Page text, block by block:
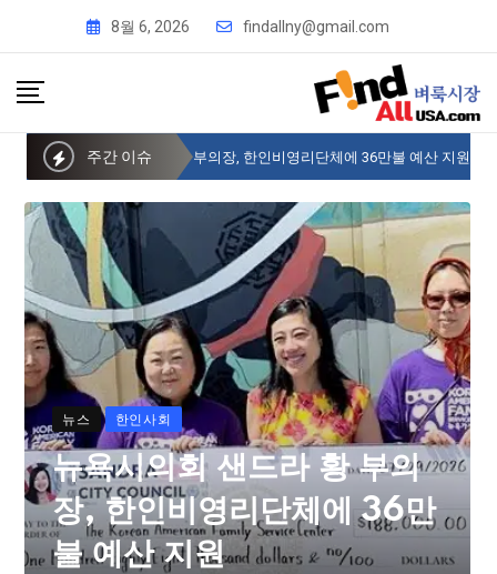
8월 6, 2026 findallny@gmail.com
주간 이슈
뉴욕시의회 샌드라 황 부의장, 한인비영리단체에 36만불 예산 지원
뉴스 한인사회
뉴욕시의회 샌드라 황 부의
장, 한인비영리단체에 36만
불 예산 지원